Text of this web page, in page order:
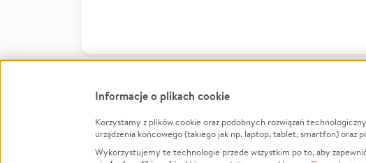
Informacje
Jak to działa?
Informacje o plikach cookie
Korzystamy z plików cookie oraz podobnych rozwiązań
urządzenia końcowego (takiego jak np. laptop, tablet, smartfon) oraz
Wykorzystujemy te technologie przede wszystkim po to, aby